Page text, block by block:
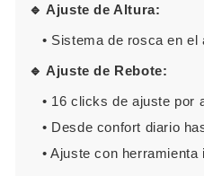
🔹 Ajuste de Altura:
• Sistema de rosca en el
🔹 Ajuste de Rebote:
• 16 clicks de ajuste por
• Desde confort diario
• Ajuste con herramienta